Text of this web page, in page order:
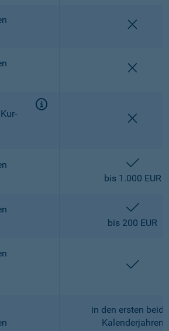
bis 1.000 EUR
bis 200 EUR
in den ersten
Kalenderjahren